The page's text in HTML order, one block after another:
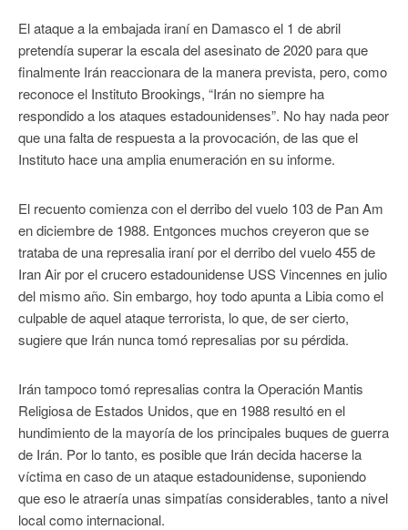
El ataque a la embajada iraní en Damasco el 1 de abril
pretendía superar la escala del asesinato de 2020 para que
finalmente Irán reaccionara de la manera prevista, pero, como
reconoce el Instituto Brookings, “Irán no siempre ha
respondido a los ataques estadounidenses”. No hay nada peor
que una falta de respuesta a la provocación, de las que el
Instituto hace una amplia enumeración en su informe.
El recuento comienza con el derribo del vuelo 103 de Pan Am
en diciembre de 1988. Entgonces muchos creyeron que se
trataba de una represalia iraní por el derribo del vuelo 455 de
Iran Air por el crucero estadounidense USS Vincennes en julio
del mismo año. Sin embargo, hoy todo apunta a Libia como el
culpable de aquel ataque terrorista, lo que, de ser cierto,
sugiere que Irán nunca tomó represalias por su pérdida.
Irán tampoco tomó represalias contra la Operación Mantis
Religiosa de Estados Unidos, que en 1988 resultó en el
hundimiento de la mayoría de los principales buques de guerra
de Irán. Por lo tanto, es posible que Irán decida hacerse la
víctima en caso de un ataque estadounidense, suponiendo
que eso le atraería unas simpatías considerables, tanto a nivel
local como internacional.